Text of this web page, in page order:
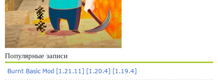
Популярные записи
Burnt Basic Mod [1.21.11] [1.20.4] [1.19.4]